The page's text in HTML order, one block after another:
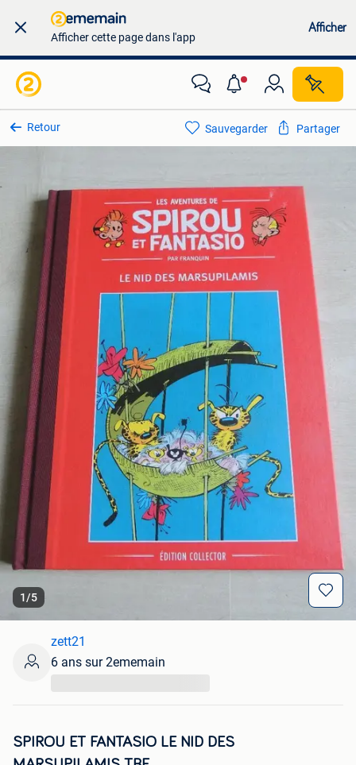
Afficher cette page dans l'app
Afficher
Retour
1/5
Sauvegarder Partager
SPIROU ET FANTASIO LE NID DES
zett21
6 ans sur 2ememain